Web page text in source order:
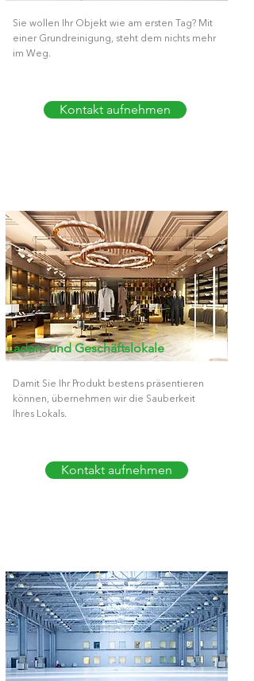
Sie wollen Ihr Objekt wie am ersten Tag? Mit
einer Grundreinigung, steht dem nichts mehr
im Weg.
Kontakt aufnehmen
Laden- und Geschäftslokale
Damit Sie Ihr Produkt bestens präsentieren
können, übernehmen wir die Sauberkeit
Ihres Lokals.
Kontakt aufnehmen